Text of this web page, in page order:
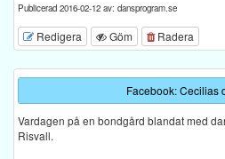
Publicerad 2016-02-12 av: dansprogram.se
Redigera Göm Radera
Facebook: Cecilias
Vardagen på en bondgård blandat med
Risvall.